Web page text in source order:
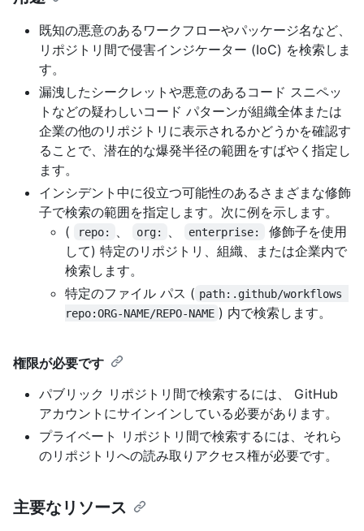
既知の悪意のあるワークフローやパッケージ名など、
リポジトリ間で侵害インジケーター (IoC) を検索しま
す。
漏洩したシークレットや悪意のあるコード スニペッ
トなどの疑わしいコード パターンが組織全体または
企業の他のリポジトリに表示されるかどうかを確認す
ることで、潜在的な爆発半径の範囲をすばやく指定し
ます。
インシデント中に役立つ可能性のあるさまざまな修飾
子で検索の範囲を指定します。次に例を示します。
(
repo: org: enterprise:
修飾子を使用
して) 特定のリポジトリ、組織、または企業内で
検索します。
特定のファイル パス ( path:.github/workflows
repo:ORG-NAME/REPO-NAME ) 内で検索します。
権限が必要です
パブリック リポジトリ間で検索するには、 GitHub
アカウントにサインインしている必要があります。
プライベート リポジトリ間で検索するには、それら
のリポジトリへの読み取りアクセス権が必要です。
主要なリソース